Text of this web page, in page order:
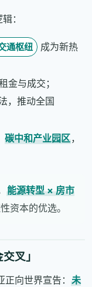
：
通枢纽 成为新热
金与成交；
，推动全国
碳中和产业园区，
能源转型 × 房市
资本的优选。
叉」
向世界宣告： 未